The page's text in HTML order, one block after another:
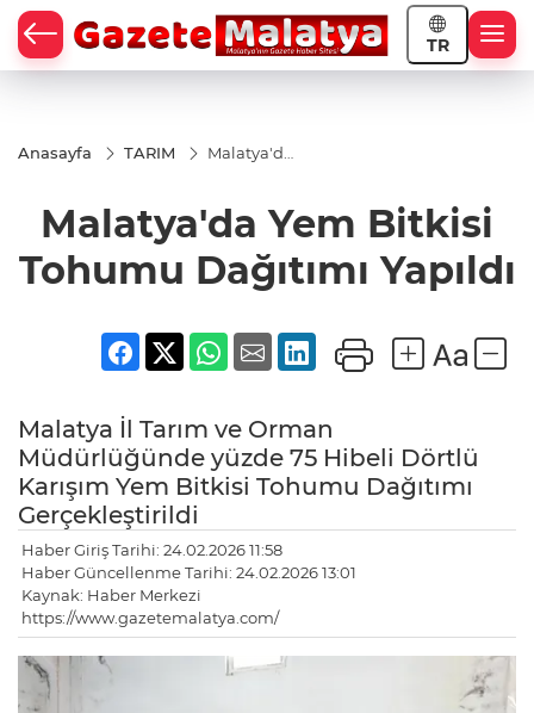
TR
Anasayfa TARIM
Malatya'da
Tohumu
Dağıtımı
Malatya'da Yem Bitkisi
Tohumu Dağıtımı Yapıldı
Malatya İl Tarım ve Orman
Müdürlüğünde yüzde 75 Hibeli Dörtlü
Karışım Yem Bitkisi Tohumu Dağıtımı
Gerçekleştirildi
Haber Giriş Tarihi: 24.02.2026 11:58
Haber Güncellenme Tarihi: 24.02.2026 13:01
Kaynak: Haber Merkezi
https://www.gazetemalatya.com/